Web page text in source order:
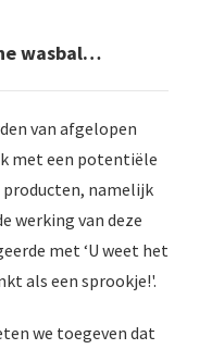
wasbal…
van afgelopen
met een potentiële
producten, namelijk
werking van deze
met ‘U weet het
als een sprookje!'.
we toegeven dat